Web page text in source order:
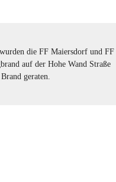
die FF Maiersdorf und FF
auf der Hohe Wand Straße
geraten.